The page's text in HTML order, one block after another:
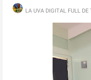
LA UVA DIGITAL FULL DE